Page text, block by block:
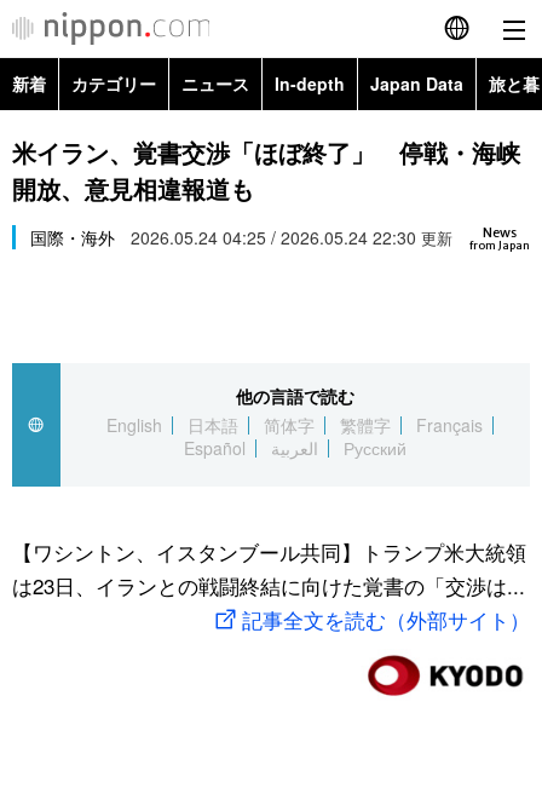
English
简体字
Русский
カテゴリー
経済・ビジネス
国際
文化
トップ
アーカイブ
In-depth
Japan Data
動画/Live
新着 カテゴリー ニュース In-depth Japan Data 旅と
政治・外交
経済・ビジネス
スポーツ・東京2020
Topics
米イラン、覚書交渉「ほぼ終了」 停戦・海峡
開放、意見相違報道も
News
from Japan
国際・海外 2026.05.24 04:25 / 2026.05.24 22:30 更新
他の言語で読む
English
日本語 简体字 繁體字
Français
Español
العربية Русский
【ワシントン、イスタンブール共同】トランプ米大統領
は23日、イランとの戦闘終結に向けた覚書の「交渉は...
記事全文を読む（外部サイト）